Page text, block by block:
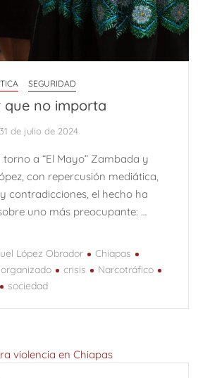
SEGURIDAD
que no importa
31 de julio de 2024
a “El Mayo” Zambada y
con repercusión mediática,
contradicciones, el hecho ha
uno más preocupante: …
López Obrador
Chiapas
crisis
Narcotráfico
sociedad